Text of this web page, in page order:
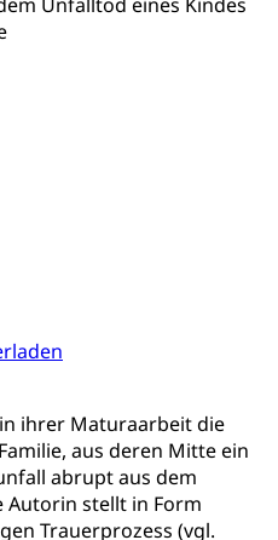
ihrer Maturaarbeit die
aus deren Mitte ein
abrupt aus dem
Autorin stellt in Form
Trauerprozess (vgl.
(Polizei)
Krankenversicherung,
(WAS Luzern)
(Dienststelle)
(WAS Luzern)
Psychopharmaka
Pflegeinitiative,
Patientendossier
Witwenrente,
zweite Säule, dritte